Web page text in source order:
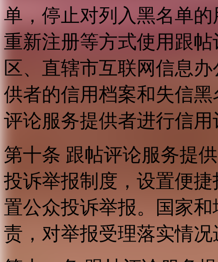
单，停止对列入黑名单
重新注册等方式使用跟
区、直辖市互联网信息
供者的信用档案和失信
评论服务提供者进行信用
第十条 跟帖评论服务提
投诉举报制度，设置便
置公众投诉举报。国家
责，对举报受理落实情